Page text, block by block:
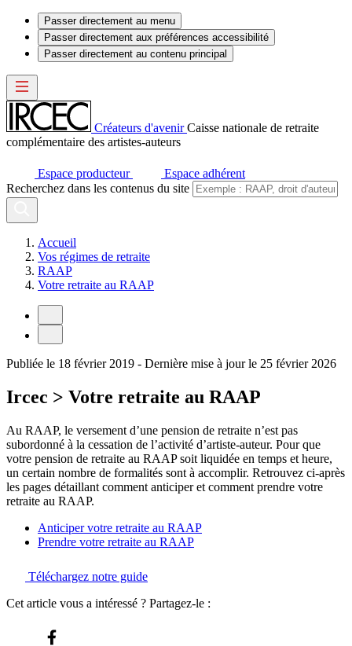
Passer directement au menu
Passer directement aux préférences accessibilité
Passer directement au contenu principal
Créateurs d'avenir Caisse nationale de retraite
complémentaire des artistes-auteurs
Espace producteur
Espace adhérent
Recherchez dans les contenus du site
Accueil
Vos régimes de retraite
RAAP
Votre retraite au RAAP
Publiée le 18 février 2019 - Dernière mise à jour le 25 février 2026
Ircec > Votre retraite au RAAP
Au RAAP, le versement d’une pension de retraite n’est pas
subordonné à la cessation de l’activité d’artiste-auteur. Pour que
votre pension de retraite au RAAP soit liquidée en temps et heure,
un certain nombre de formalités sont à accomplir. Retrouvez ci-après
les pages détaillant comment anticiper et comment prendre votre
retraite au RAAP.
Anticiper votre retraite au RAAP
Prendre votre retraite au RAAP
Téléchargez notre guide
Cet article vous a intéressé ? Partagez-le :